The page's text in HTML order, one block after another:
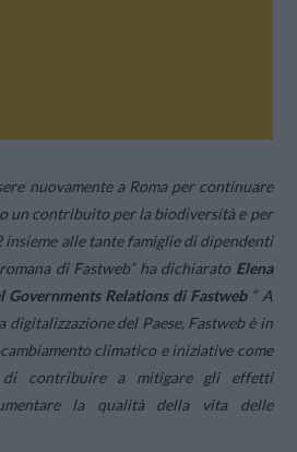
nuovamente a Roma per continuare
un contribuito per la biodiversità e per
insieme alle tante famiglie di dipendenti
di Fastweb”ha dichiarato Elena
Relations di Fastweb“A
digitalizzazione del Paese, Fastweb è in
climatico e iniziative come
di contribuire a mitigare gli effetti
la qualità della vita delle